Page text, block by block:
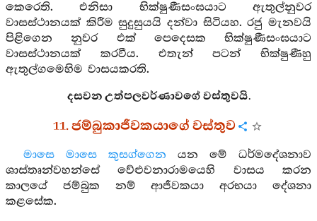
කෙරෙති. එනිසා භික්ෂුණීසංඝයාට ඇතුල්නුවර
වාසස්ථානයක් කිරීම සුදුසුයයි දන්වා සිටියහ. රජු මැනවයි
පිළිගෙන නුවර එක් පෙදෙසක භික්ෂුණීසංඝයාට
වාසස්ථානයක් කරවීය. එතැන් පටන් භික්ෂුණීහු
ඇතුල්ගමෙහිම වාසයකරති.
දසවන උත්පලවර්ණාවගේ වස්තුවයි.
11. ජම්බුකාජීවකයාගේ වස්තුව
මාසෙ මාසෙ කුසග්ගෙන යන මේ ධර්මදේශනාව
ශාස්තෘන්වහන්සේ වේළුවනාරාමයෙහි වාසය කරන
කාලයේ ජම්බුක නම් ආජීවකයා අරභයා දේශනා
කළසේක.